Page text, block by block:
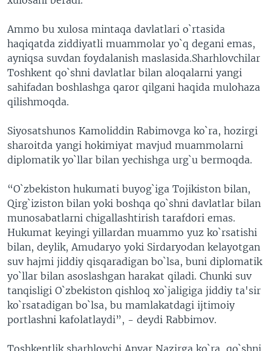
Ammo bu xulosa mintaqa davlatlari o`rtasida
haqiqatda ziddiyatli muammolar yo`q degani emas,
ayniqsa suvdan foydalanish maslasida.Sharhlovchilar
Toshkent qo`shni davlatlar bilan aloqalarni yangi
sahifadan boshlashga qaror qilgani haqida mulohaza
qilishmoqda.
Siyosatshunos Kamoliddin Rabimovga ko`ra, hozirgi
sharoitda yangi hokimiyat mavjud muammolarni
diplomatik yo`llar bilan yechishga urg`u bermoqda.
“O`zbekiston hukumati buyog`iga Tojikiston bilan,
Qirg`iziston bilan yoki boshqa qo`shni davlatlar bilan
munosabatlarni chigallashtirish tarafdori emas.
Hukumat keyingi yillardan muammo yuz ko`rsatishi
bilan, deylik, Amudaryo yoki Sirdaryodan kelayotgan
suv hajmi jiddiy qisqaradigan bo`lsa, buni diplomatik
yo`llar bilan asoslashgan harakat qiladi. Chunki suv
tanqisligi O`zbekiston qishloq xo`jaligiga jiddiy ta'sir
ko`rsatadigan bo`lsa, bu mamlakatdagi ijtimoiy
portlashni kafolatlaydi”, - deydi Rabbimov.
Toshkentlik sharhlovchi Anvar Nazirga ko`ra, qo`shni